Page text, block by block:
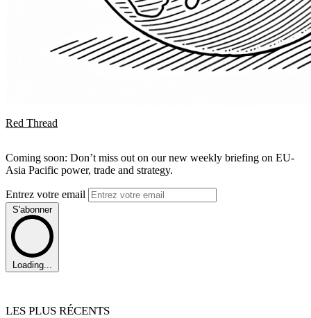
Red Thread
Coming soon: Don’t miss out on our new weekly briefing on EU-
Asia Pacific power, trade and strategy.
Entrez votre email
S'abonner
Loading...
LES PLUS RÉCENTS